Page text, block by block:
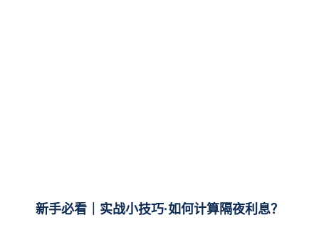
新手必看｜实战小技巧·如何计算隔夜利息？